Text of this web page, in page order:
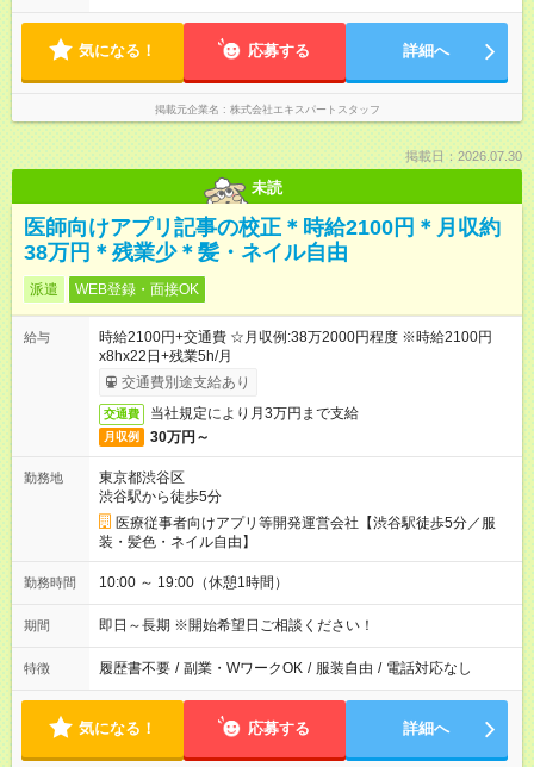
気になる！ 応募する 詳細へ
掲載元企業名 株式会社エキスパートスタッフ
掲載日：2026.07.30
未読
医師向けアプリ記事の校正＊時給2100円＊月収約
38万円＊残業少＊髪・ネイル自由
派遣 WEB登録・面接OK
給与
時給2100円+交通費 ☆月収例:38万2000円程度 ※時給2100円
x8hx22日+残業5h/月
交通費別途支給あり
交通費 当社規定により月3万円まで支給
月収例 30万円～
勤務地
東京都渋谷区
渋谷駅から徒歩5分
医療従事者向けアプリ等開発運営会社【渋谷駅徒歩5分／服
装・髪色・ネイル自由】
勤務時間 10:00 ～ 19:00（休憩1時間）
期間 即日～長期 ※開始希望日ご相談ください！
特徴 履歴書不要 / 副業・WワークOK / 服装自由 / 電話対応なし
気になる！ 応募する 詳細へ